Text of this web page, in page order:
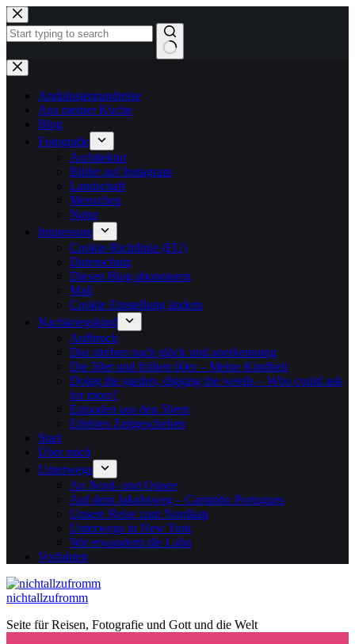
Zum
Inhalt
springen
Keine
Ergebnisse
Andalusienrundreise
Aus meiner Küche
Blog
Fotografie
Architektur
Bilder auf Instagram
Landschaft
Menschen
Natur
Impressum
Cookie-Richtlinie (EU)
Datenschutz
Diesen Blog abonnieren
Mail
Cookie Einstellung ändern
Nachkriegskind
Aufbruch
Das streben nach glück und anerkennung
Die 50er und frühen 60er – Meine Kindheit
Doing the garden, digging the weeds – Who could ask
for more?
Episoden aus den 50ern
Erlebtes Zeitgeschehen
Start
Über mich
Unterwegs
An Nord- und Ostsee
Auf dem Jakobsweg – Caminho Portugues
Unsere Reise zum Nordkap
Unterwegs in New York
Wir erwandern die Lahn
Vorfahren
nichtallzufromm
Seite für Reisen, Fotografie und Gott und die Welt